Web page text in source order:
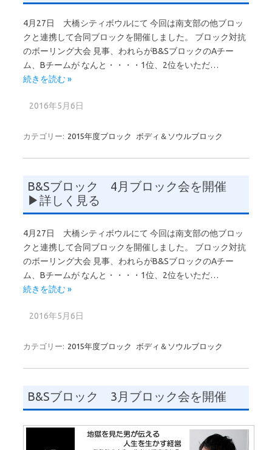
4月27日 大橋シティボウルにて 今回は南支部の他ブロッ
クと連携して合同ブロックを開催しました。 ブロック対抗
のボーリング大会 見事、われらがB&SブロックのAチー
ム、Bチームが なんと・・・・1位、2位をいただ…
続きを読む »
2016年5月6日
カテゴリー: 2015年度ブロック ボディ＆ソウルブロック
B&Sブロック 4月ブロック会を開催
▶詳しく見る
4月27日 大橋シティボウルにて 今回は南支部の他ブロッ
クと連携して合同ブロックを開催しました。 ブロック対抗
のボーリング大会 見事、われらがB&SブロックのAチー
ム、Bチームが なんと・・・・1位、2位をいただ…
続きを読む »
2016年5月6日
カテゴリー: 2015年度ブロック ボディ＆ソウルブロック
B&Sブロック 3月ブロック会を開催